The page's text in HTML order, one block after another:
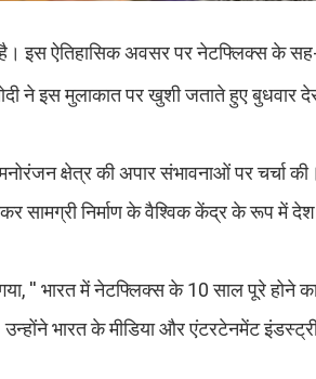
इस ऐतिहासिक अवसर पर नेटफ्लिक्स के सह-
ने इस मुलाकात पर खुशी जताते हुए बुधवार
क्षेत्र की अपार संभावनाओं पर चर्चा
सामग्री निर्माण के वैश्विक केंद्र के रूप में
'' भारत में नेटफ्लिक्स के 10 साल पूरे होने
उन्होंने भारत के मीडिया और एंटरटेनमेंट